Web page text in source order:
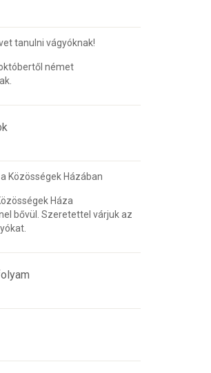
tanulni vágyóknak!
német
Közösségek Házában
Háza
bővül. Szeretettel várjuk az